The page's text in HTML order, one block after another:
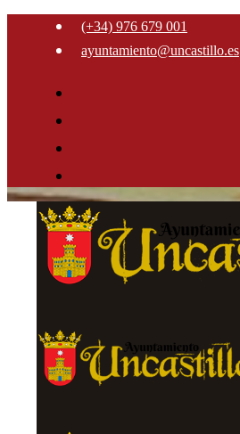
(+34) 976 679 001
ayuntamiento@uncastillo.es